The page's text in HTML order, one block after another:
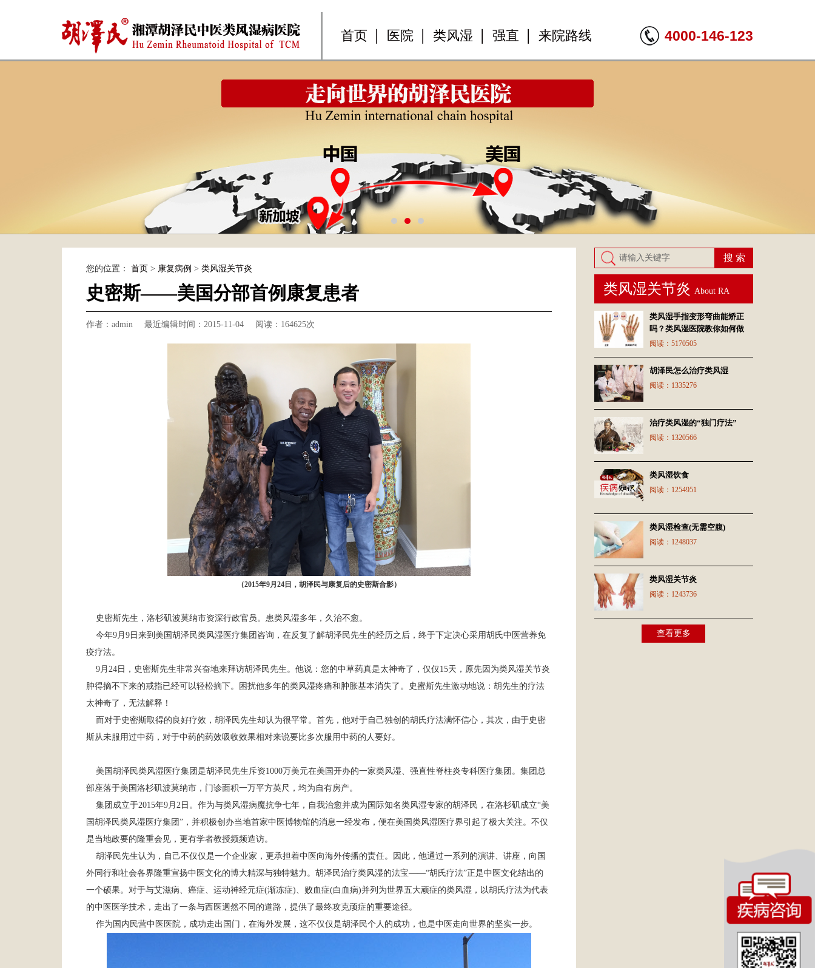
首页 医院 类风湿 强直 来院路线 4000-146-123
您的位置： 首页 > 康复病例 > 类风湿关节炎
史密斯——美国分部首例康复患者
作者：admin 最近编辑时间：2015-11-04 阅读： 164625次
（2015年9月24日，胡泽民与康复后的史密斯合影）
史密斯先生，洛杉矶波莫纳市资深行政官员。患类风湿多年，久治不愈。
今年9月9日来到美国胡泽民类风湿医疗集团咨询，在反复了解胡泽民先生的经历之后，终于下定决心采用胡氏中医营养免
疫疗法。
9月24日，史密斯先生非常兴奋地来拜访胡泽民先生。他说：您的中草药真是太神奇了，仅仅15天，原先因为类风湿关节炎
肿得摘不下来的戒指已经可以轻松摘下。困扰他多年的类风湿疼痛和肿胀基本消失了。史蜜斯先生激动地说：胡先生的疗法
太神奇了，无法解释！
而对于史密斯取得的良好疗效，胡泽民先生却认为很平常。首先，他对于自己独创的胡氏疗法满怀信心，其次，由于史密
斯从未服用过中药，对于中药的药效吸收效果相对来说要比多次服用中药的人要好。
美国胡泽民类风湿医疗集团是胡泽民先生斥资1000万美元在美国开办的一家类风湿、强直性脊柱炎专科医疗集团。集团总
部座落于美国洛杉矶波莫纳市，门诊面积一万平方英尺，均为自有房产。
集团成立于2015年9月2日。作为与类风湿病魔抗争七年，自我治愈并成为国际知名类风湿专家的胡泽民，在洛杉矶成立“美
国胡泽民类风湿医疗集团”，并积极创办当地首家中医博物馆的消息一经发布，便在美国类风湿医疗界引起了极大关注。不仅
是当地政要的隆重会见，更有学者教授频频造访。
胡泽民先生认为，自己不仅仅是一个企业家，更承担着中医向海外传播的责任。因此，他通过一系列的演讲、讲座，向国
外同行和社会各界隆重宣扬中医文化的博大精深与独特魅力。胡泽民治疗类风湿的法宝——“胡氏疗法”正是中医文化结出的
一个硕果。对于与艾滋病、癌症、运动神经元症(渐冻症)、败血症(白血病)并列为世界五大顽症的类风湿，以胡氏疗法为代表
的中医医学技术，走出了一条与西医迥然不同的道路，提供了最终攻克顽症的重要途径。
作为国内民营中医医院，成功走出国门，在海外发展，这不仅仅是胡泽民个人的成功，也是中医走向世界的坚实一步。
搜 索
类风湿关节炎 About RA
类风湿手指变形弯曲能矫正
吗？类风湿医院教你如何做
阅读： 5170505
胡泽民怎么治疗类风湿
阅读： 1335276
治疗类风湿的“独门疗法”
阅读： 1320566
类风湿饮食
阅读： 1254951
类风湿检查(无需空腹)
阅读： 1248037
类风湿关节炎
阅读： 1243736
查看更多